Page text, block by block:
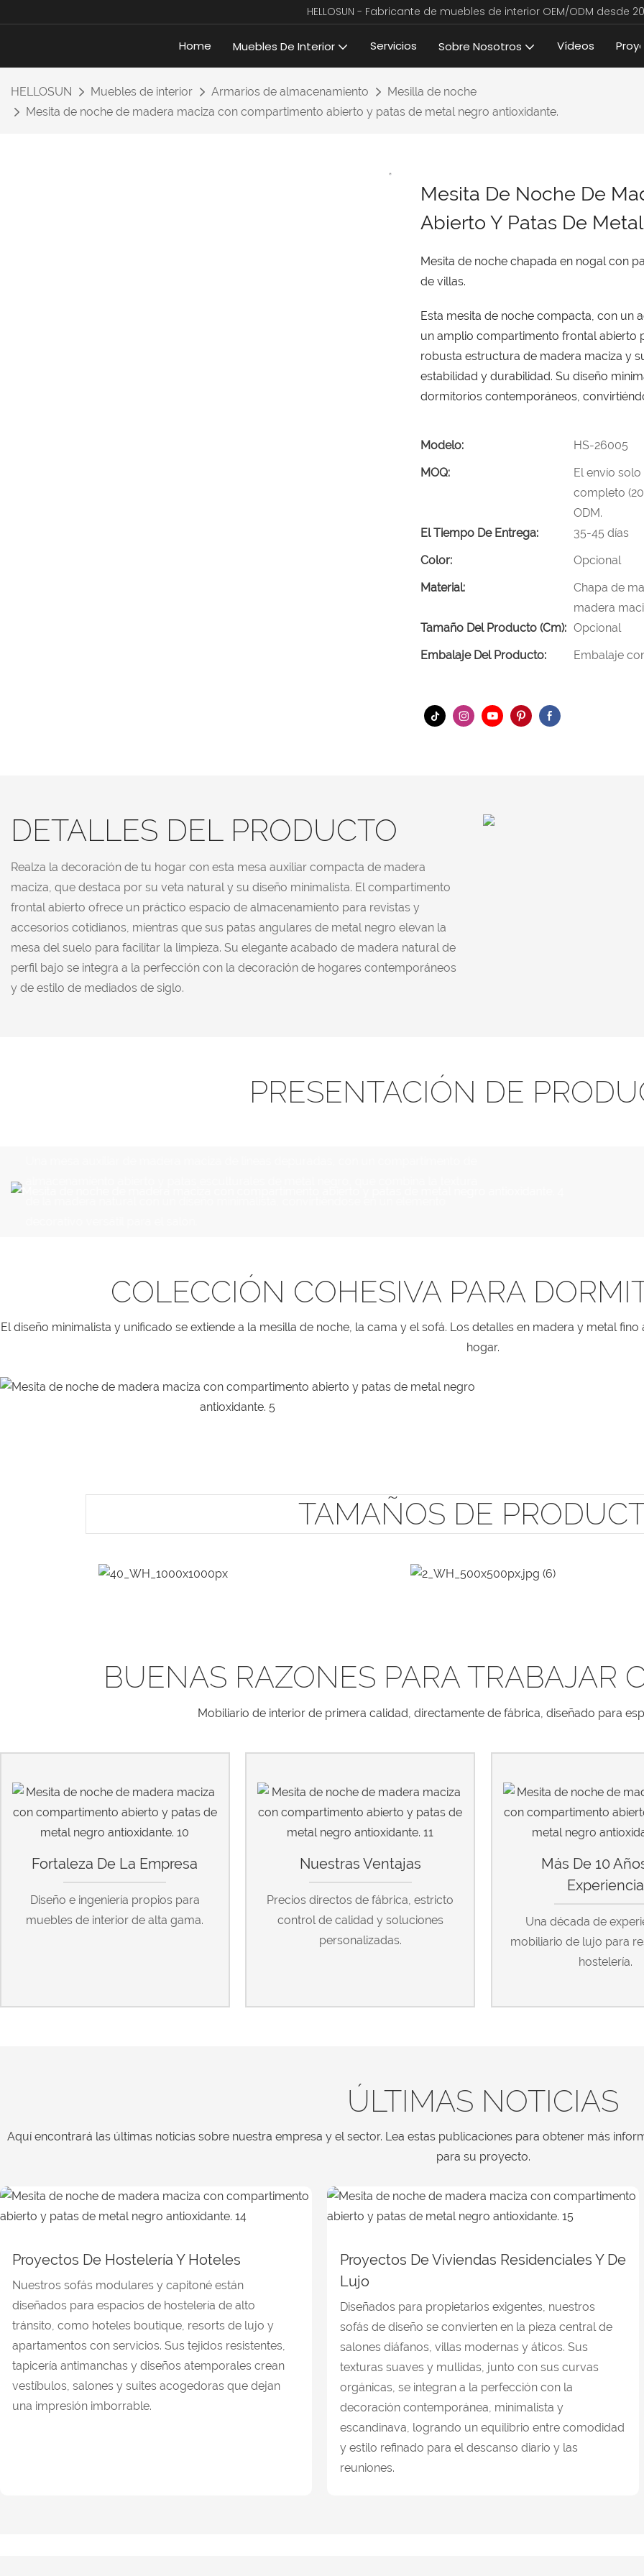
HELLOSUN - Fabricante de muebles de interior OEM/ODM desde
Home Muebles De Interior Servicios Sobre Nosotros Vídeos
HELLOSUN Muebles de interior Armarios de almacenamiento
Mesilla de noche
Mesita de noche de madera maciza con compartimento abierto y patas de metal negro antioxidante.
Mesita De Noche De
Abierto Y Patas De
Mesita de noche chapada en nogal con
de villas.
Esta mesita de noche compacta, con un
un amplio compartimento frontal abierto
robusta estructura de madera maciza y
estabilidad y durabilidad. Su diseño
dormitorios contemporáneos,
Modelo:
HS-26005
MOQ:
El envío
completo
ODM.
El Tiempo De Entrega:
35-45 días
Color:
Opcional
Material:
Chapa de
madera
Tamaño Del Producto (cm): Opcional
Embalaje Del Producto:
Embalaje
DETALLES DEL PRODUCTO
Realza la decoración de tu hogar con esta mesa auxiliar compacta de madera
maciza, que destaca por su veta natural y su diseño minimalista. El compartimento
frontal abierto ofrece un práctico espacio de almacenamiento para revistas y
accesorios cotidianos, mientras que sus patas angulares de metal negro elevan la
mesa del suelo para facilitar la limpieza. Su elegante acabado de madera natural de
perfil bajo se integra a la perfección con la decoración de hogares contemporáneos
y de estilo de mediados de siglo.
PRESENTACIÓN DE
COLECCIÓN COHESIVA PARA
El diseño minimalista y unificado se extiende a la mesilla de noche, la cama y el sofá. Los detalles en madera y metal
hogar.
TAMAÑOS DE
BUENAS RAZONES PARA TRABAJAR
Mobiliario de interior de primera calidad, directamente de fábrica, diseñado para
Fortaleza De La Empresa
Diseño e ingeniería propios para
muebles de interior de alta gama.
Nuestras Ventajas
Precios directos de fábrica, estricto
control de calidad y soluciones
personalizadas.
Más De 10
Experiencia
Una década de
mobiliario de lujo para
hostelería.
ÚLTIMAS NOTICIAS
Aquí encontrará las últimas noticias sobre nuestra empresa y el sector. Lea estas publicaciones para obtener más
para su proyecto.
Proyectos De Hostelería Y Hoteles
Nuestros sofás modulares y capitoné están
diseñados para espacios de hostelería de alto
tránsito, como hoteles boutique, resorts de lujo y
apartamentos con servicios. Sus tejidos resistentes,
tapicería antimanchas y diseños atemporales crean
vestíbulos, salones y suites acogedoras que dejan
una impresión imborrable.
Proyectos De Viviendas Residenciales Y De
Lujo
Diseñados para propietarios exigentes, nuestros
sofás de diseño se convierten en la pieza central de
salones diáfanos, villas modernas y áticos. Sus
texturas suaves y mullidas, junto con sus curvas
orgánicas, se integran a la perfección con la
decoración contemporánea, minimalista y
escandinava, logrando un equilibrio entre comodidad
y estilo refinado para el descanso diario y las
reuniones.